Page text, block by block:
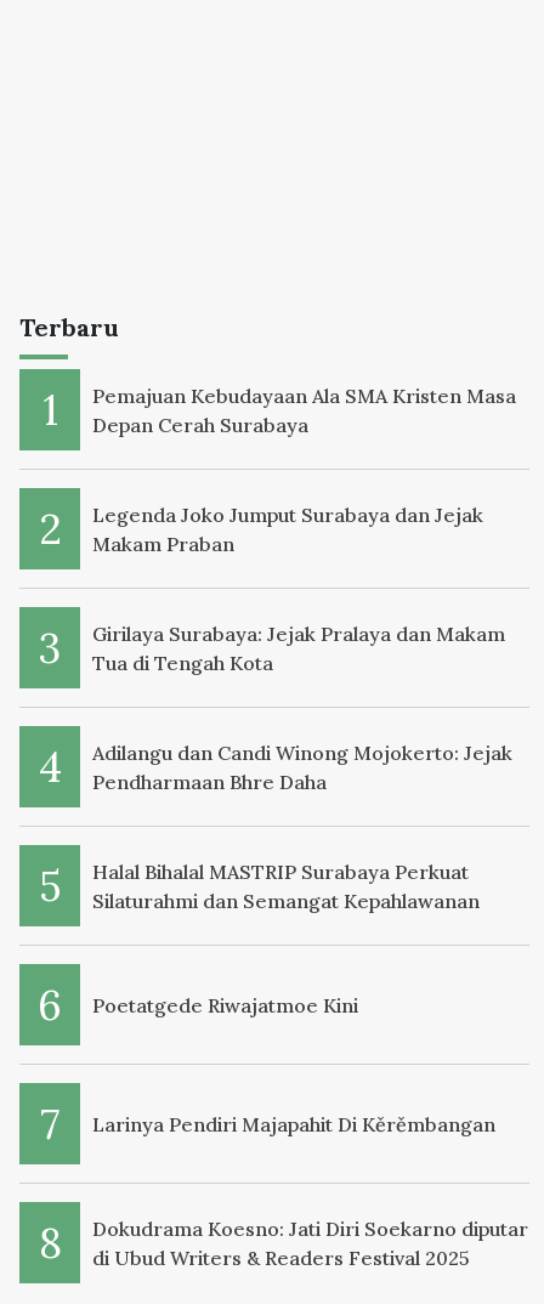
Terbaru
Pemajuan Kebudayaan Ala SMA Kristen Masa
Depan Cerah Surabaya
Legenda Joko Jumput Surabaya dan Jejak
Makam Praban
Girilaya Surabaya: Jejak Pralaya dan Makam
Tua di Tengah Kota
Adilangu dan Candi Winong Mojokerto: Jejak
Pendharmaan Bhre Daha
Halal Bihalal MASTRIP Surabaya Perkuat
Silaturahmi dan Semangat Kepahlawanan
Poetatgede Riwajatmoe Kini
Larinya Pendiri Majapahit Di Kěrěmbangan
Dokudrama Koesno: Jati Diri Soekarno diputar
di Ubud Writers & Readers Festival 2025